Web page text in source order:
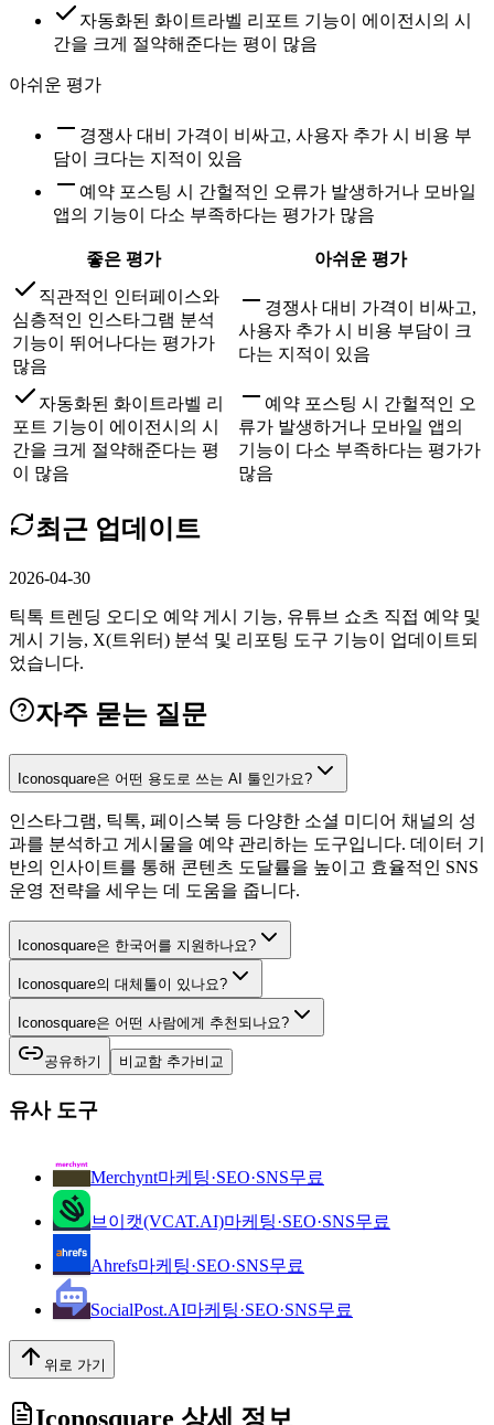
자동화된 화이트라벨 리포트 기능이 에이전시의 시
간을 크게 절약해준다는 평이 많음
아쉬운 평가
경쟁사 대비 가격이 비싸고, 사용자 추가 시 비용 부
담이 크다는 지적이 있음
예약 포스팅 시 간헐적인 오류가 발생하거나 모바일
앱의 기능이 다소 부족하다는 평가가 많음
좋은 평가
아쉬운 평가
직관적인 인터페이스와
심층적인 인스타그램 분석
기능이 뛰어나다는 평가가
많음
경쟁사 대비 가격이 비싸고,
사용자 추가 시 비용 부담이 크
다는 지적이 있음
자동화된 화이트라벨 리
포트 기능이 에이전시의 시
간을 크게 절약해준다는 평
이 많음
예약 포스팅 시 간헐적인 오
류가 발생하거나 모바일 앱의
기능이 다소 부족하다는 평가가
많음
최근 업데이트
2026-04-30
틱톡 트렌딩 오디오 예약 게시 기능, 유튜브 쇼츠 직접 예약 및
게시 기능, X(트위터) 분석 및 리포팅 도구 기능이 업데이트되
었습니다.
자주 묻는 질문
Iconosquare은 어떤 용도로 쓰는 AI 툴인가요?
인스타그램, 틱톡, 페이스북 등 다양한 소셜 미디어 채널의 성
과를 분석하고 게시물을 예약 관리하는 도구입니다. 데이터 기
반의 인사이트를 통해 콘텐츠 도달률을 높이고 효율적인 SNS
운영 전략을 세우는 데 도움을 줍니다.
Iconosquare은 한국어를 지원하나요?
Iconosquare의 대체툴이 있나요?
Iconosquare은 어떤 사람에게 추천되나요?
공유하기 비교함 추가비교
유사 도구
Merchynt마케팅·SEO·SNS무료
브이캣(VCAT.AI)마케팅·SEO·SNS무료
Ahrefs마케팅·SEO·SNS무료
SocialPost.AI마케팅·SEO·SNS무료
위로 가기
Iconosquare 상세 정보